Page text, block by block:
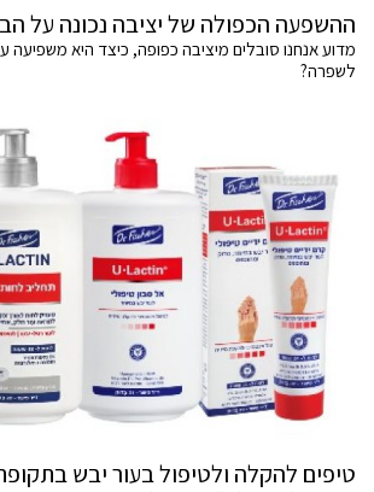
ההשפעה הכפולה של יציבה נכונה על
מדוע אנחנו סובלים מיציבה כפופה, כיצד היא משפיעה
לשפרה?
טיפים להקלה ולטיפול בעור יבש